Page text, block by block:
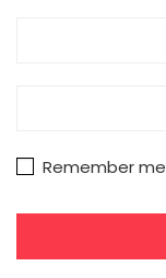
Remember me